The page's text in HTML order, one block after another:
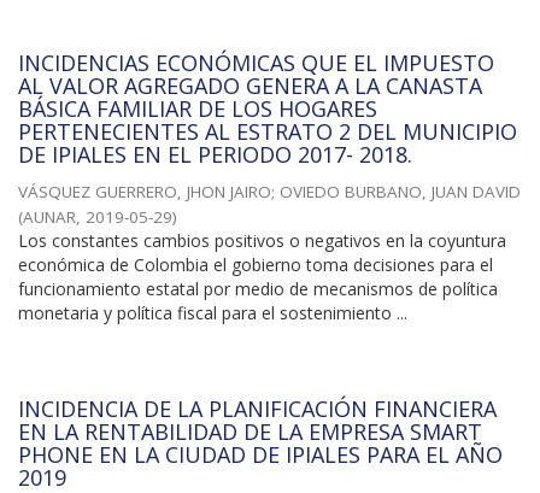
INCIDENCIAS ECONÓMICAS QUE EL IMPUESTO
AL VALOR AGREGADO GENERA A LA CANASTA
BÁSICA FAMILIAR DE LOS HOGARES
PERTENECIENTES AL ESTRATO 2 DEL MUNICIPIO
DE IPIALES EN EL PERIODO 2017- 2018.
VÁSQUEZ GUERRERO, JHON JAIRO; OVIEDO BURBANO, JUAN DAVID
(AUNAR, 2019-05-29)
Los constantes cambios positivos o negativos en la coyuntura
económica de Colombia el gobierno toma decisiones para el
funcionamiento estatal por medio de mecanismos de política
monetaria y política fiscal para el sostenimiento ...
INCIDENCIA DE LA PLANIFICACIÓN FINANCIERA
EN LA RENTABILIDAD DE LA EMPRESA SMART
PHONE EN LA CIUDAD DE IPIALES PARA EL AÑO
2019